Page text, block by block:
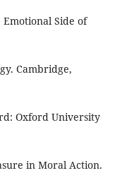
Emotional Side of
Cambridge,
Oxford University
in Moral Action.